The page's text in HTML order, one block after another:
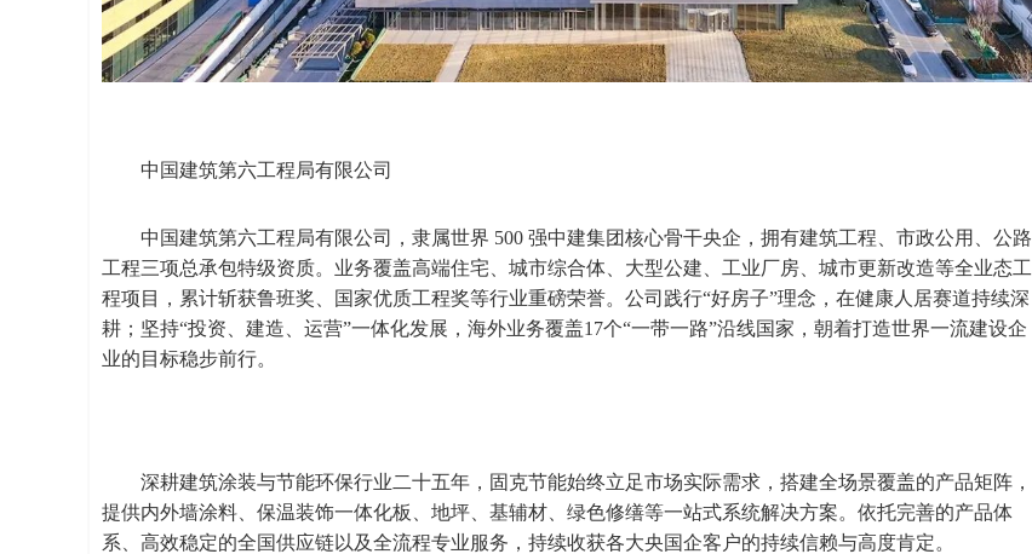
中国建筑第六工程局有限公司
中国建筑第六工程局有限公司，隶属世界 500 强中建集团核心骨干央企，拥有建筑工程、市政公用、公路
工程三项总承包特级资质。业务覆盖高端住宅、城市综合体、大型公建、工业厂房、城市更新改造等全业态工
程项目，累计斩获鲁班奖、国家优质工程奖等行业重磅荣誉。公司践行“好房子”理念，在健康人居赛道持续深
耕；坚持“投资、建造、运营”一体化发展，海外业务覆盖17个“一带一路”沿线国家，朝着打造世界一流建设企
业的目标稳步前行。
深耕建筑涂装与节能环保行业二十五年，固克节能始终立足市场实际需求，搭建全场景覆盖的产品矩阵，
提供内外墙涂料、保温装饰一体化板、地坪、基辅材、绿色修缮等一站式系统解决方案。依托完善的产品体
系、高效稳定的全国供应链以及全流程专业服务，持续收获各大央国企客户的持续信赖与高度肯定。